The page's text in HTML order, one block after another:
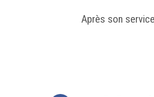
Après son